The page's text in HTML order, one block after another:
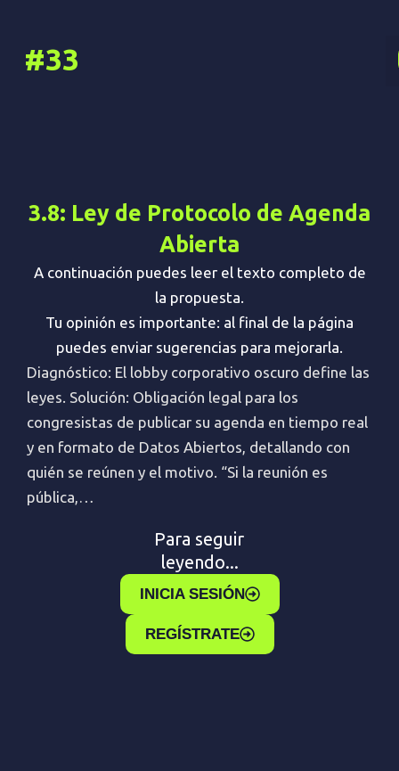
contenido
#33
3.8: Ley de Protocolo de Agenda
Abierta
A continuación puedes leer el texto completo de
la propuesta.
Tu opinión es importante: al final de la página
puedes enviar sugerencias para mejorarla.
Diagnóstico: El lobby corporativo oscuro define las
leyes. Solución: Obligación legal para los
congresistas de publicar su agenda en tiempo real
y en formato de Datos Abiertos, detallando con
quién se reúnen y el motivo. “Si la reunión es
pública,…
Para seguir
leyendo...
INICIA SESIÓN
REGÍSTRATE